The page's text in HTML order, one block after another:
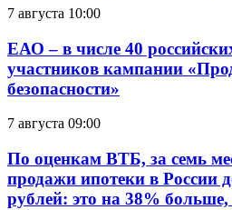
7 августа 10:00
ЕАО – в числе 40
участников кампании
безопасности»
7 августа 09:00
По оценкам ВТБ, за семь
продажи ипотеки в России
рублей: это на 38%